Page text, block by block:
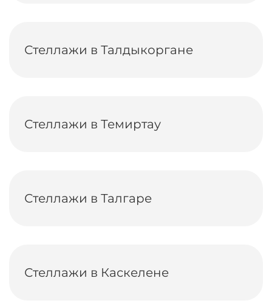
Стеллажи в Талдыкоргане
Стеллажи в Темиртау
Стеллажи в Талгаре
Стеллажи в Каскелене